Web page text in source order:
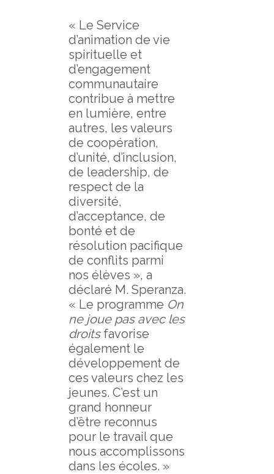
« Le Service
d’animation de vie
spirituelle et
d’engagement
communautaire
contribue à mettre
en lumière, entre
autres, les valeurs
de coopération,
d’unité, d’inclusion,
de leadership, de
respect de la
diversité,
d’acceptance, de
bonté et de
résolution pacifique
de conflits parmi
nos élèves », a
déclaré M. Speranza.
« Le programme On
ne joue pas avec les
droitsfavorise
également le
développement de
ces valeurs chez les
jeunes. C’est un
grand honneur
d’être reconnus
pour le travail que
nous accomplissons
dans les écoles. »